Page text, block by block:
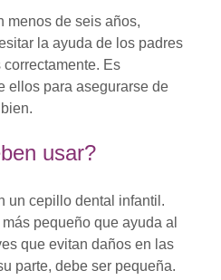
menos de seis años,
la ayuda de los padres
Es
ellos para asegurarse de
usar?
un cepillo dental infantil.
pequeño que ayuda al
que evitan daños en las
parte, debe ser pequeña.